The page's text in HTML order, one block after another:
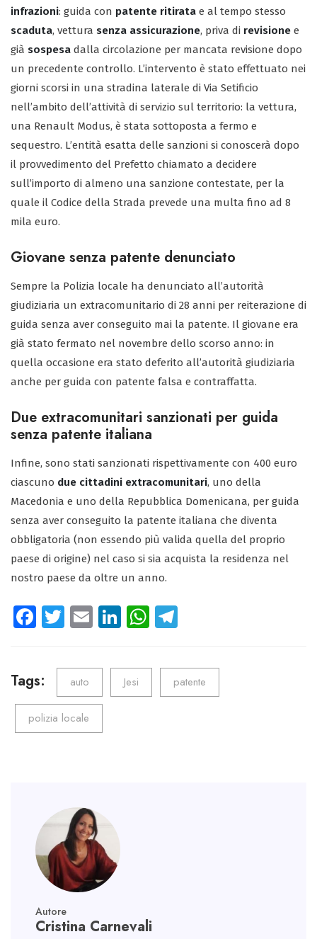
infrazioni: guida con patente ritirata e al tempo stesso
scaduta, vettura senza assicurazione, priva di revisione e
già sospesa dalla circolazione per mancata revisione dopo
un precedente controllo. L’intervento è stato effettuato nei
giorni scorsi in una stradina laterale di Via Setificio
nell’ambito dell’attività di servizio sul territorio: la vettura,
una Renault Modus, è stata sottoposta a fermo e
sequestro. L’entità esatta delle sanzioni si conoscerà dopo
il provvedimento del Prefetto chiamato a decidere
sull’importo di almeno una sanzione contestate, per la
quale il Codice della Strada prevede una multa fino ad 8
mila euro.
Giovane senza patente denunciato
Sempre la Polizia locale ha denunciato all’autorità
giudiziaria un extracomunitario di 28 anni per reiterazione di
guida senza aver conseguito mai la patente. Il giovane era
già stato fermato nel novembre dello scorso anno: in
quella occasione era stato deferito all’autorità giudiziaria
anche per guida con patente falsa e contraffatta.
Due extracomunitari sanzionati per guida
senza patente italiana
Infine, sono stati sanzionati rispettivamente con 400 euro
ciascuno due cittadini extracomunitari, uno della
Macedonia e uno della Repubblica Domenicana, per guida
senza aver conseguito la patente italiana che diventa
obbligatoria (non essendo più valida quella del proprio
paese di origine) nel caso si sia acquista la residenza nel
nostro paese da oltre un anno.
Fa
o
ok
T
tt
er
E
ail
Li
e
dI
n
W
ts
p
gr
a
m
Tags: auto Jesi patente
polizia locale
Autore
Cristina Carnevali